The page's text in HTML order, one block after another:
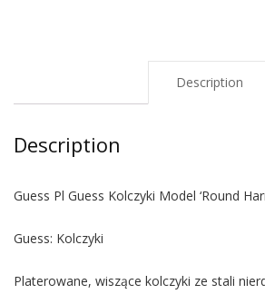
Description
Description
Guess Pl Guess Kolczyki Model ‘Round
Guess: Kolczyki
Platerowane, wiszące kolczyki ze stali